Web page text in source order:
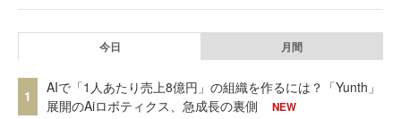
今日 月間
1
AIで「1人あたり売上8億円」の組織を作るには？「Yunth」
展開のAiロボティクス、急成長の裏側
NEW